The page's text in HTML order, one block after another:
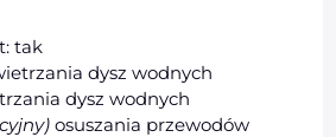
tak
dysz wodnych
dysz wodnych
osuszania przewodów